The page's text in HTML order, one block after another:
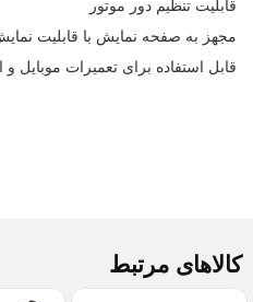
قابلیت تنظیم دور موتور
مجهز به صفحه نمایش با قابلیت
قابل استفاده برای تعمیرات موبایل و
کالاهای مرتبط